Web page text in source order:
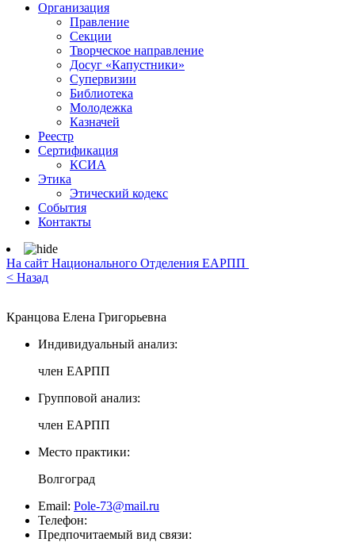
Организация
Правление
Секции
Творческое направление
Досуг «Капустники»
Супервизии
Библиотека
Молодежка
Казначей
Реестр
Сертификация
КСИА
Этика
Этический кодекс
События
Контакты
На сайт Национального Отделения ЕАРПП
< Назад
Кранцова Елена Григорьевна
Индивидуальный анализ:
член ЕАРПП
Групповой анализ:
член ЕАРПП
Место практики:
Волгоград
Email: Pole-73@mail.ru
Телефон:
Предпочитаемый вид связи: